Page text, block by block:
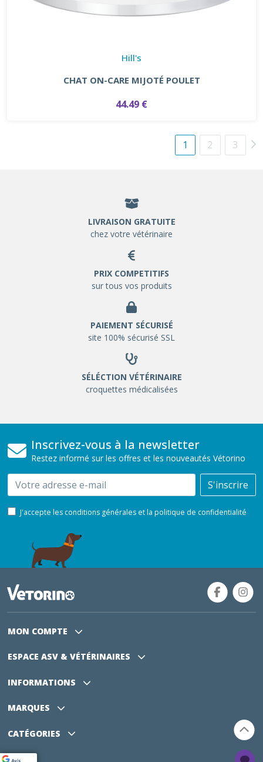
Hill's
CHAT ON-CARE MIJOTÉ POULET
44.49 €
1 2 3
LIVRAISON GRATUITE
chez votre vétérinaire
PRIX COMPETITIFS
sur tous vos produits
PAIEMENT SÉCURISÉ
site 100% sécurisé SSL
SÉLÉCTION VÉTÉRINAIRE
croquettes médicalisées
Inscrivez-vous à la newsletter
Restez informé sur les offres et les nouveautés Vétorino
Email S'inscrire
J'accepte les conditions générales et la politique de confidentialité
MON COMPTE
ESPACE ASV & VÉTÉRINAIRES
INFORMATIONS
MARQUES
CATÉGORIES